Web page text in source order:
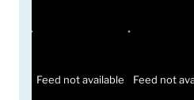
Feed not available Feed not